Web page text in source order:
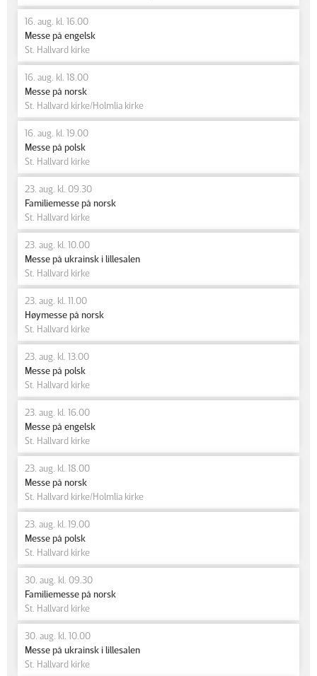
16. aug. kl. 16.00
Messe på engelsk
St. Hallvard kirke
16. aug. kl. 18.00
Messe på norsk
St. Hallvard kirke/Holmlia kirke
16. aug. kl. 19.00
Messe på polsk
St. Hallvard kirke
23. aug. kl. 09.30
Familiemesse på norsk
St. Hallvard kirke
23. aug. kl. 10.00
Messe på ukrainsk i lillesalen
St. Hallvard kirke
23. aug. kl. 11.00
Høymesse på norsk
St. Hallvard kirke
23. aug. kl. 13.00
Messe på polsk
St. Hallvard kirke
23. aug. kl. 16.00
Messe på engelsk
St. Hallvard kirke
23. aug. kl. 18.00
Messe på norsk
St. Hallvard kirke/Holmlia kirke
23. aug. kl. 19.00
Messe på polsk
St. Hallvard kirke
30. aug. kl. 09.30
Familiemesse på norsk
St. Hallvard kirke
30. aug. kl. 10.00
Messe på ukrainsk i lillesalen
St. Hallvard kirke